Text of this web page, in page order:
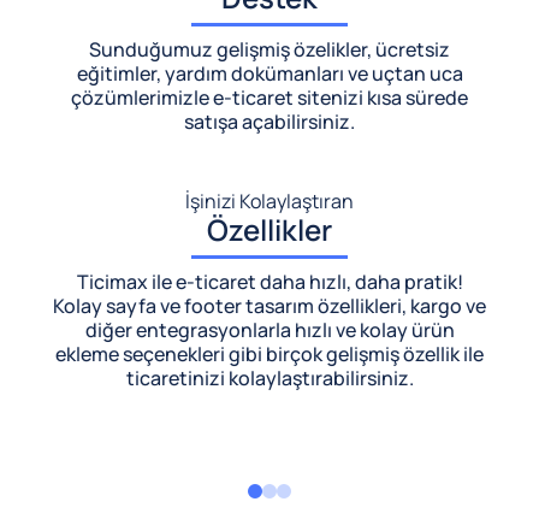
Sunduğumuz gelişmiş özelikler, ücretsiz
eğitimler, yardım dokümanları ve uçtan uca
çözümlerimizlee-ticaret sitenizi kısa sürede
satışa açabilirsiniz.
İşinizi Kolaylaştıran
Özellikler
Ticimax ile e-ticaret daha hızlı, daha pratik!
Kolay sayfa ve footer tasarım özellikleri, kargo ve
diğer entegrasyonlarla hızlı ve kolay ürün
ekleme seçenekleri gibi birçok gelişmiş özellik ile
ticaretinizi kolaylaştırabilirsiniz.